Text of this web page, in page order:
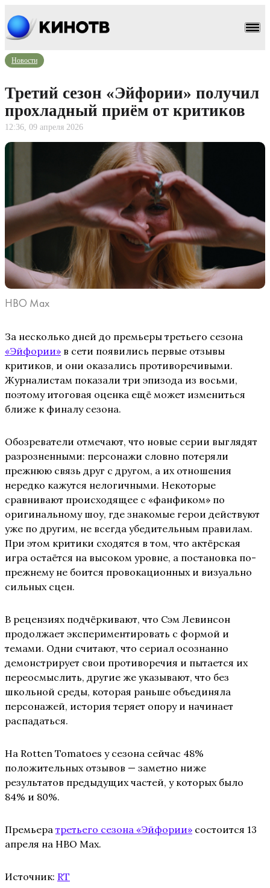
Новости
Третий сезон «Эйфории» получил
прохладный приём от критиков
12:36, 09 апреля 2026
HBO Max
За несколько дней до премьеры третьего сезона
«Эйфории» в сети появились первые отзывы
критиков, и они оказались противоречивыми.
Журналистам показали три эпизода из восьми,
поэтому итоговая оценка ещё может измениться
ближе к финалу сезона.
Обозреватели отмечают, что новые серии выглядят
разрозненными: персонажи словно потеряли
прежнюю связь друг с другом, а их отношения
нередко кажутся нелогичными. Некоторые
сравнивают происходящее с «фанфиком» по
оригинальному шоу, где знакомые герои действуют
уже по другим, не всегда убедительным правилам.
При этом критики сходятся в том, что актёрская
игра остаётся на высоком уровне, а постановка по-
прежнему не боится провокационных и визуально
сильных сцен.
В рецензиях подчёркивают, что Сэм Левинсон
продолжает экспериментировать с формой и
темами. Одни считают, что сериал осознанно
демонстрирует свои противоречия и пытается их
переосмыслить, другие же указывают, что без
школьной среды, которая раньше объединяла
персонажей, история теряет опору и начинает
распадаться.
На Rotten Tomatoes у сезона сейчас 48%
положительных отзывов — заметно ниже
результатов предыдущих частей, у которых было
84% и 80%.
Премьера третьего сезона «Эйфории» состоится 13
апреля на HBO Max.
Источник: RT